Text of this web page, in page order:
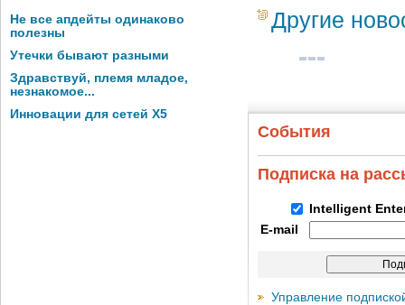
Не все апдейты одинаково
полезны
Утечки бывают разными
Здравствуй, племя младое,
незнакомое...
Инновации для сетей X5
Другие
События
Подписка на
Intelligent
E-mail
Управление